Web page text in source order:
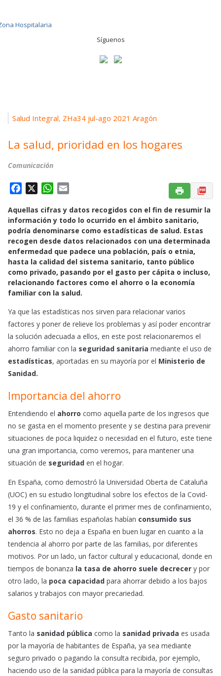
Síguenos
Salud Integral, ZHa34 jul-ago 2021 Aragón
La salud, prioridad en los hogares
Comunicación
c
e
b
o
o
k
W
a
t
s
A
p
p
a
i
l
Aquellas cifras y datos recogidos con el fin de resumir la
información y todo lo ocurrido en el ámbito sanitario,
podría denominarse como estadísticas de salud. Estas
recogen desde datos relacionados con una determinada
enfermedad que padece una población, país o etnia,
hasta la calidad del sistema sanitario, tanto público
como privado, pasando por el gasto per cápita o incluso,
relacionando factores como el ahorro o la economía
familiar con la salud.
Ya que las estadísticas nos sirven para relacionar varios
factores y poner de relieve los problemas y así poder encontrar
la solución adecuada a ellos, en este post relacionaremos el
ahorro familiar con la seguridad sanitaria mediante el uso de
estadísticas, aportadas en su mayoría por el Ministerio de
Sanidad.
Importancia del ahorro
Entendiendo el ahorro como aquella parte de los ingresos que
no se gasta en el momento presente y se destina para prevenir
situaciones de poca liquidez o necesidad en el futuro, este tiene
una gran importancia, como veremos, para mantener una
situación de seguridad en el hogar.
En España, como demostró la Universidad Oberta de Cataluña
(UOC) en su estudio longitudinal sobre los efectos de la Covid-
19 y el confinamiento, durante el primer mes de confinamiento,
el 36 % de las familias españolas habían consumido sus
ahorros. Esto no deja a España en buen lugar en cuanto a la
tendencia al ahorro por parte de las familias, por diferentes
motivos. Por un lado, un factor cultural y educacional, donde en
tiempos de bonanza la tasa de ahorro suele decrecer y por
otro lado, la poca capacidad para ahorrar debido a los bajos
salarios y trabajos con mayor precariedad.
Gasto sanitario
Tanto la sanidad pública como la sanidad privada es usada
por la mayoría de habitantes de España, ya sea mediante
seguro privado o pagando la consulta recibida, por ejemplo,
haciendo uso de la sanidad pública para la mayoría de consultas